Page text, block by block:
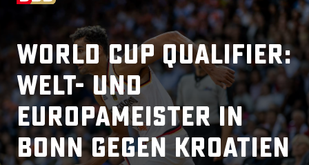
World Cup Qualifier:
Welt- und
Europameister in
Bonn gegen Kroatien